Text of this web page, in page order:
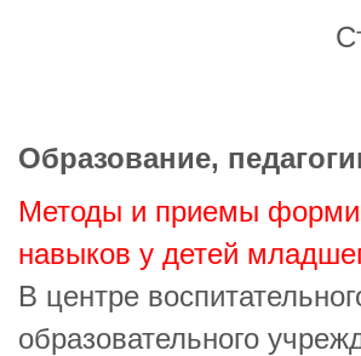
Образование,
Методы и приемы
навыков у детей
В центре
образовательного